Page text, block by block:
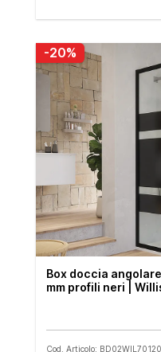
-20%
Box doccia
mm profili neri |
Cod. Articolo: